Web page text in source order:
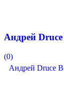
Андрей
(0)
Андрей Druce